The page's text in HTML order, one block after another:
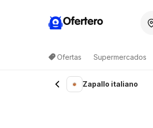
Ofertero
Ofertas Supermercados
Lista de productosZapallo italiano